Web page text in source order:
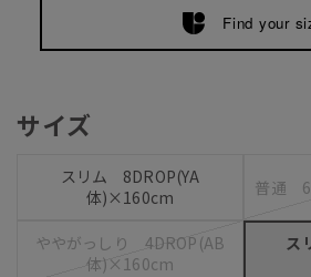
Find your
サイズ
スリム 8DROP(YA
体)×160cm
普通
ややがっしり 4DROP(AB
体)×160cm
ス